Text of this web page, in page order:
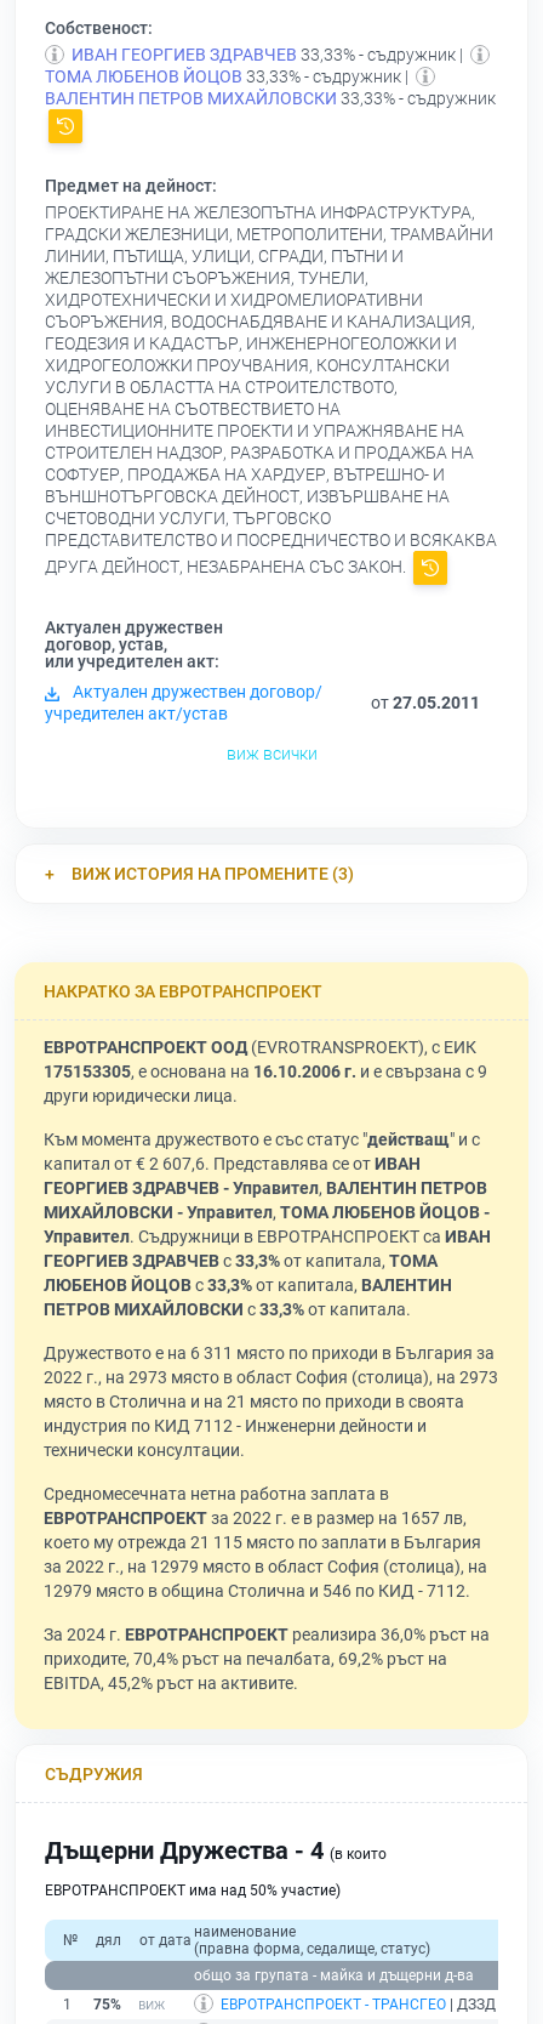
Собственост:
ИВАН ГЕОРГИЕВ ЗДРАВЧЕВ 33,33% - съдружник |
ТОМА ЛЮБЕНОВ ЙОЦОВ 33,33% - съдружник |
ВАЛЕНТИН ПЕТРОВ МИХАЙЛОВСКИ 33,33% - съдружник
Предмет на дейност:
ПРОЕКТИРАНЕ НА ЖЕЛЕЗОПЪТНА ИНФРАСТРУКТУРА,
ГРАДСКИ ЖЕЛЕЗНИЦИ, МЕТРОПОЛИТЕНИ, ТРАМВАЙНИ
ЛИНИИ, ПЪТИЩА, УЛИЦИ, СГРАДИ, ПЪТНИ И
ЖЕЛЕЗОПЪТНИ СЪОРЪЖЕНИЯ, ТУНЕЛИ,
ХИДРОТЕХНИЧЕСКИ И ХИДРОМЕЛИОРАТИВНИ
СЪОРЪЖЕНИЯ, ВОДОСНАБДЯВАНЕ И КАНАЛИЗАЦИЯ,
ГЕОДЕЗИЯ И КАДАСТЪР, ИНЖЕНЕРНОГЕОЛОЖКИ И
ХИДРОГЕОЛОЖКИ ПРОУЧВАНИЯ, КОНСУЛТАНСКИ
УСЛУГИ В ОБЛАСТТА НА СТРОИТЕЛСТВОТО,
ОЦЕНЯВАНЕ НА СЪОТВЕСТВИЕТО НА
ИНВЕСТИЦИОННИТЕ ПРОЕКТИ И УПРАЖНЯВАНЕ НА
СТРОИТЕЛЕН НАДЗОР, РАЗРАБОТКА И ПРОДАЖБА НА
СОФТУЕР, ПРОДАЖБА НА ХАРДУЕР, ВЪТРЕШНО- И
ВЪНШНОТЪРГОВСКА ДЕЙНОСТ, ИЗВЪРШВАНЕ НА
СЧЕТОВОДНИ УСЛУГИ, ТЪРГОВСКО
ПРЕДСТАВИТЕЛСТВО И ПОСРЕДНИЧЕСТВО И ВСЯКАКВА
ДРУГА ДЕЙНОСТ, НЕЗАБРАНЕНА СЪС ЗАКОН.
Актуален дружествен
договор, устав,
или учредителен акт:
Актуален дружествен договор/
учредителен акт/устав
от27.05.2011
виж всички
ВИЖ ИСТОРИЯ НА ПРОМЕНИТЕ (3)
НАКРАТКО ЗА ЕВРОТРАНСПРОЕКТ
ЕВРОТРАНСПРОЕКТ ООД(EVROTRANSPROEKT), с ЕИК
175153305, е основана на 16.10.2006 г. и е свързана с 9
други юридически лица.
Към момента дружеството е със статус "действащ" и с
капитал от € 2 607,6. Представлява се отИВАН
ГЕОРГИЕВ ЗДРАВЧЕВ - Управител, ВАЛЕНТИН ПЕТРОВ
МИХАЙЛОВСКИ - Управител, ТОМА ЛЮБЕНОВ ЙОЦОВ -
Управител. Съдружници в ЕВРОТРАНСПРОЕКТ са ИВАН
ГЕОРГИЕВ ЗДРАВЧЕВс33,3%от капитала, ТОМА
ЛЮБЕНОВ ЙОЦОВс33,3%от капитала, ВАЛЕНТИН
ПЕТРОВ МИХАЙЛОВСКИ с33,3%от капитала.
Дружеството е на 6 311 място по приходи в България за
2022 г., на 2973 място в област София (столица), на 2973
място в Столична и на 21 място по приходи в своята
индустрия по КИД 7112 - Инженерни дейности и
технически консултации.
Средномесечната нетна работна заплата в
ЕВРОТРАНСПРОЕКТза 2022 г. е в размер на 1657 лв,
което му отрежда 21 115 място по заплати в България
за 2022 г., на 12979 място в област София (столица), на
12979 място в община Столична и 546 по КИД - 7112.
За 2024 г. ЕВРОТРАНСПРОЕКТ реализира 36,0% ръст на
приходите, 70,4% ръст на печалбата, 69,2% ръст на
EBITDA, 45,2% ръст на активите.
СЪДРУЖИЯ
Дъщерни Дружества - 4 (в които
ЕВРОТРАНСПРОЕКТ има над 50% участие)
№ дял от дата наименование
(правна форма, седалище, статус)
общо за групата - майка и дъщерни д-ва
1
75% ЕВРОТРАНСПРОЕКТ - ТРАНСГЕО | ДЗЗД | гр.